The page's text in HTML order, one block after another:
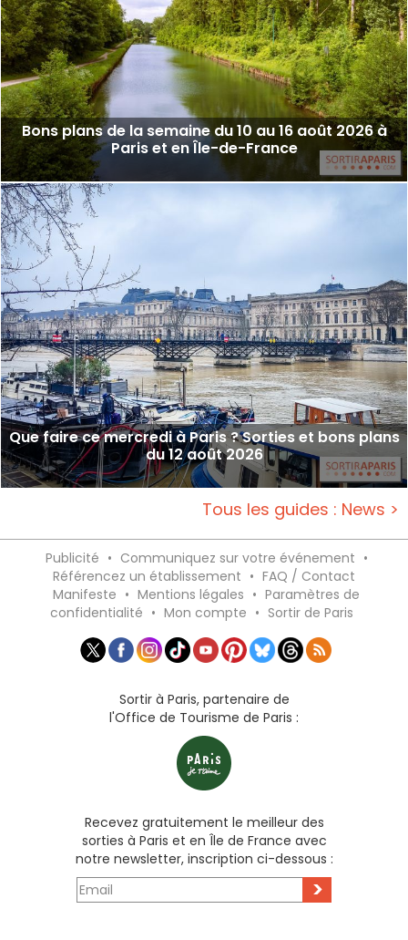
Bons plans de la semaine du 10 au 16 août 2026 à
Paris et en Île-de-France
Que faire ce mercredi à Paris ? Sorties et bons plans
du 12 août 2026
Tous les guides : News >
Publicité • Communiquez sur votre événement •
Référencez un établissement • FAQ / Contact
Manifeste • Mentions légales • Paramètres de
confidentialité • Mon compte • Sortir de Paris
Sortir à Paris, partenaire de
l'Office de Tourisme de Paris :
Recevez gratuitement le meilleur des
sorties à Paris et en Île de France avec
notre newsletter, inscription ci-dessous :
>